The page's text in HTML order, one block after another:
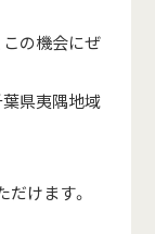
の機会にぜ
県夷隅地域
だけます。